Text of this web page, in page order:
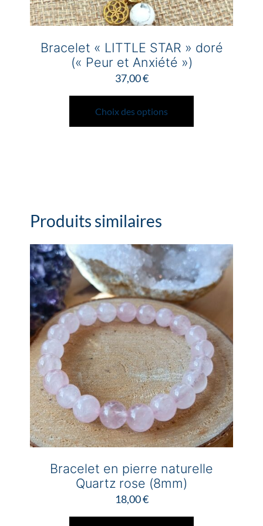
Bracelet « LITTLE STAR » doré
(« Peur et Anxiété »)
37,00€
Choix des options
Ce
a
choisies
la
page
produit
Produits similaires
Bracelet en pierre naturelle
Quartz rose (8mm)
18,00€
Ce